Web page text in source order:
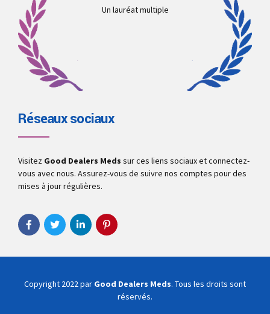
Un lauréat multiple
Réseaux sociaux
Visitez Good Dealers Meds sur ces liens sociaux et connectez-
vous avec nous. Assurez-vous de suivre nos comptes pour des
mises à jour régulières.
Copyright 2022 par Good Dealers Meds. Tous les droits sont
réservés.